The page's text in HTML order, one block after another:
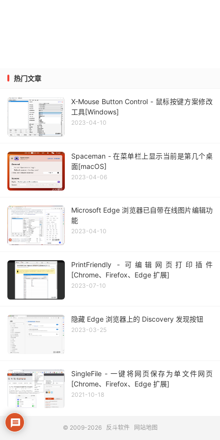
热门文章
X-Mouse Button Control - 鼠标按键方案修改
工具[Windows]
2023-04-10
Spaceman - 在菜单栏上显示当前是第几个桌
面[macOS]
2023-04-06
Microsoft Edge 浏览器已自带在线图片编辑功
能
2023-04-10
PrintFriendly - 可编辑网页打印插件
[Chrome、Firefox、Edge 扩展]
2023-07-10
隐藏 Edge 浏览器上的 Discovery 发现按钮
2023-03-25
SingleFile - 一键将网页保存为单文件网页
[Chrome、Firefox、Edge 扩展]
2021-10-18
© 2009-2026 反斗软件 网站地图